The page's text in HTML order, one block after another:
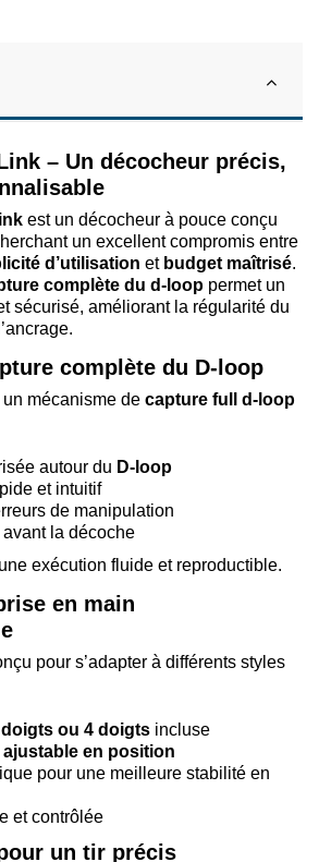
– Un décocheur précis,
est un décocheur à pouce conçu
un excellent compromis entre
d’utilisation et budget maîtrisé.
complète du d-loop permet un
sécurisé, améliorant la régularité du
complète du D-loop
mécanisme de capture full d-loop
autour du D-loop
et intuitif
de manipulation
la décoche
exécution fluide et reproductible.
en main
pour s’adapter à différents styles
ou 4 doigts incluse
ajustable en position
pour une meilleure stabilité en
et contrôlée
un tir précis